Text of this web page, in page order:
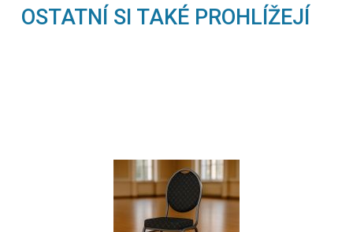
OSTATNÍ SI TAKÉ PROHLÍŽEJÍ